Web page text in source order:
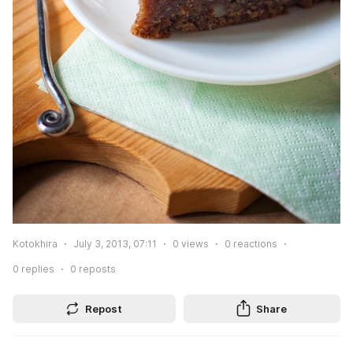
Kotokhira July 3, 2013, 07:11 0 views 0 reactions
0 replies 0 reposts
Repost Share